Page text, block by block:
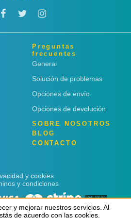
Preguntas
frecuentes
General
Solución de problemas
Opciones de envío
Opciones de devolución
SOBRE NOSOTROS
BLOG
CONTACTO
y cookies
y condiciones
y mejorar nuestros servicios. Al
de acuerdo con las cookies.
y mejorar nuestros servicios. Al
de acuerdo con las cookies.